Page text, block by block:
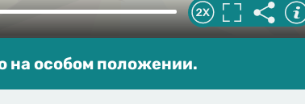
на особом положении.